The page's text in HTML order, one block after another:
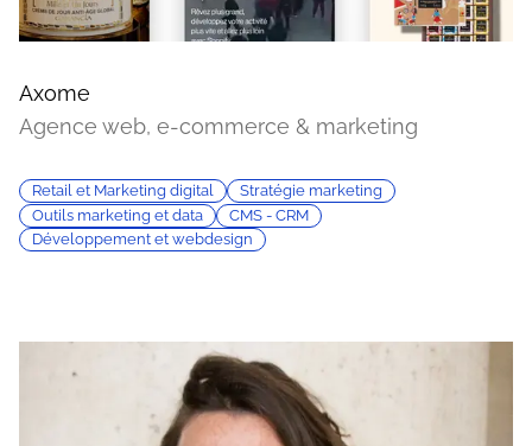
Axome
Agence web, e-commerce & marketing
Retail et Marketing digital
Stratégie marketing
Outils marketing et data
CMS - CRM
Développement et webdesign